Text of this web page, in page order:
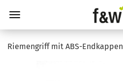
Riemengriff mit ABS-Endkappen